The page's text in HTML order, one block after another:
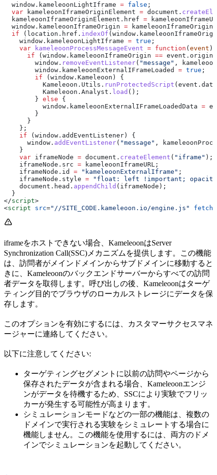
  window
. kameleoonLightIframe = false ;
  var
kameleoonIframeOriginElement = document .
  kameleoonIframeOriginElement
. href =
  window
. kameleoonIframeOrigin =
  if
( location . href . indexOf ( window .
    window
. kameleoonLightIframe = true ;
    var
kameleoonProcessMessageEvent = function ( event )
      if
( window . kameleoonIframeOrigin == event . origin
        window
. removeEventListener( "message" ,
        window
. kameleoonExternalIFrameLoaded = true ;
        if
( window . Kameleoon ) {
          Kameleoon
. Utils . runProtectedScript ( event . data
          Kameleoon
. Analyst . load ();
        }
else {
          window
. kameleoonExternalIFrameLoadedData =
        }
      }
    };
    if
( window . addEventListener ) {
      window
. addEventListener( "message" ,
    }
    var
iframeNode = document . createElement ( "iframe" );
    iframeNode
. src = kameleoonIframeURL ;
    iframeNode
. id = "kameleoonExternalIframe" ;
    iframeNode
. style = "float: left !important;
    document
. head . appendChild ( iframeNode );
  }
</script>
<script src="//SITE_CODE.kameleoon.io/engine.js"
iframeをホストできない場合、KameleoonはServer
Synchronization Call(SSC)メカニズムを提供します。この機能
は、訪問者がメインドメインからサブドメインに移動すると
きに、Kameleoonのバックエンドサーバーからすべての訪問
者データを取得します。呼び出しの後、Kameleoonはターゲ
ティング目的でブラウザのローカルストレージにデータを保
存します。
このオプションを有効にするには、カスタマーサクセスマネ
ージャーに連絡してください。
以下に注意してください:
ターゲティングセグメントに以前の訪問やページから
保存されたデータが含まれる場合、Kameleoonエンジ
ンがデータを待機するため、SSCにより実験でフリッ
カーが発生する可能性が高まります。
シミュレーションモードなどの一部の機能は、複数の
ドメインで実行される実験をシミュレートする場合に
機能しません。この機能を使用するには、両方のドメ
インでシミュレーションを起動してください。